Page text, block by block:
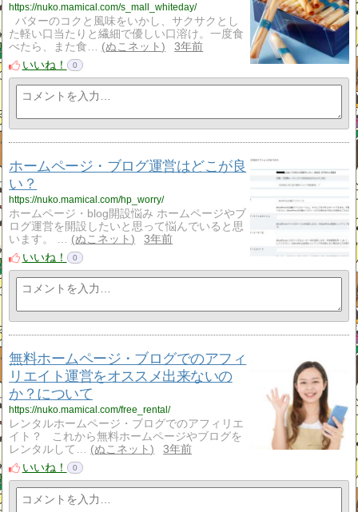
https://nuko.mamical.com/s_mall_whiteday/
バターのコクと風味をいかし、サクサクとし
た軽い口当たりと繊細で優しい口溶け。一度食
べたら、また食…
ぬこネット
3年前
いいね！
0
ホームページ・ブログ運営はどこが良
い？
https://nuko.mamical.com/hp_worry/
ホームページ・blog開設悩み ホームページやブ
ログ運営を開設したいと思って悩んでいると思
います。 …
ぬこネット
3年前
いいね！
0
無料ホームページ・ブログでのアフィ
リエイト運営をオススメ出来ないの
か？について
https://nuko.mamical.com/free_rental/
レンタルホームページ・ブログでのアフィリエ
イト？ これから無料ホームページやブログを
レンタルして…
ぬこネット
3年前
いいね！
0